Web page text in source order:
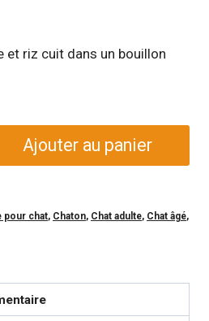
et riz cuit dans un bouillon
Ajouter au panier
pour chat, Chaton, Chat adulte, Chat âgé,